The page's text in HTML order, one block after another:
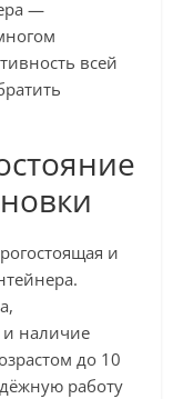
—
всей
и
и наличие
до 10
работу